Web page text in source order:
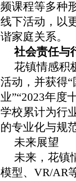
频课程等多种
线下活动，以
谐家庭关系。
社会责任与
花镇情感积
活动，并获得
业”“2023年度
学校累计为行
的专业化与规
未来展望
未来，花镇
模型、VR/AR